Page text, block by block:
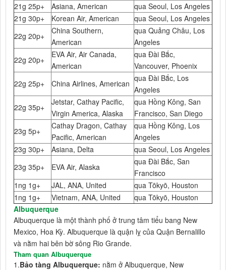
21g 25p+
Asiana, American
qua Seoul, Los Angeles
21g 30p+
Korean Air, American
qua Seoul, Los Angeles
22g 20p+
China Southern,
American
qua Quảng Châu, Los
Angeles
22g 20p+
EVA Air, Air Canada,
American
qua Đài Bắc,
Vancouver, Phoenix
22g 25p+
China Airlines, American
qua Đài Bắc, Los
Angeles
22g 35p+
Jetstar, Cathay Pacific,
Virgin America, Alaska
qua Hồng Kông, San
Francisco, San Diego
23g 5p+
Cathay Dragon, Cathay
Pacific, American
qua Hồng Kông, Los
Angeles
23g 30p+
Asiana, Delta
qua Seoul, Los Angeles
23g 35p+
EVA Air, Alaska
qua Đài Bắc, San
Francisco
1ng 1g+
JAL, ANA, United
qua Tōkyō, Houston
1ng 1g+
Vietnam, ANA, United
qua Tōkyō, Houston
Albuquerque
Albuquerque là một thành phố ở trung tâm tiểu bang New
Mexico, Hoa Kỳ. Albuquerque là quận lỵ của Quận Bernalillo
và nằm hai bên bờ sông Rio Grande.
Tham quan Albuquerque
1.Bảo tàng Albuquerque: nằm ở Albuquerque, New